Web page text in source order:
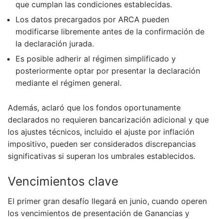
que cumplan las condiciones establecidas.
Los datos precargados por ARCA pueden
modificarse libremente antes de la confirmación de
la declaración jurada.
Es posible adherir al régimen simplificado y
posteriormente optar por presentar la declaración
mediante el régimen general.
Además, aclaró que los fondos oportunamente
declarados no requieren bancarización adicional y que
los ajustes técnicos, incluido el ajuste por inflación
impositivo, pueden ser considerados discrepancias
significativas si superan los umbrales establecidos.
Vencimientos clave
El primer gran desafío llegará en junio, cuando operen
los vencimientos de presentación de Ganancias y